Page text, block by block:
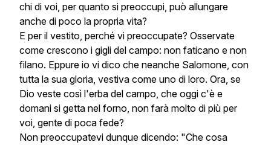
chi di voi, per quanto si preoccupi, può allungare
anche di poco la propria vita?
E per il vestito, perché vi preoccupate? Osservate
come crescono i gigli del campo: non faticano e non
filano. Eppure io vi dico che neanche Salomone, con
tutta la sua gloria, vestiva come uno di loro. Ora, se
Dio veste così l'erba del campo, che oggi c'è e
domani si getta nel forno, non farà molto di più per
voi, gente di poca fede?
Non preoccupatevi dunque dicendo: "Che cosa